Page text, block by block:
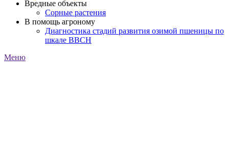
Вредные объекты
Сорные растения
В помощь агроному
Диагностика стадий развития озимой пшеницы по
шкале ВВСН
Меню